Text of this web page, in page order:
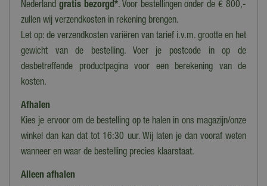
Nederland gratis bezorgd*. Voor bestellingen onder de € 800,-
zullen wij verzendkosten in rekening brengen.
Let op: de verzendkosten variëren van tarief i.v.m. grootte en het
gewicht van de bestelling. Voer je postcode in op de
desbetreffende productpagina voor een berekening van de
kosten.
Afhalen
Kies je ervoor om de bestelling op te halen in ons magazijn/onze
winkel dan kan dat tot 16:30 uur. Wij laten je dan vooraf weten
wanneer en waar de bestelling precies klaarstaat.
Alleen afhalen